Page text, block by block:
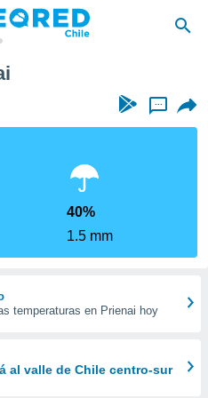
...
40%
1.5 mm
temperaturas en Prienai hoy
al valle de Chile centro-sur